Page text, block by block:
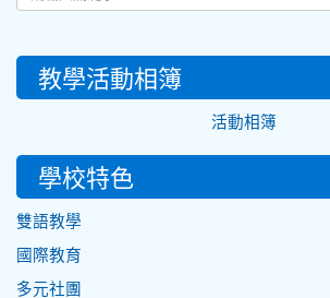
教學活動相簿
活動相簿
學校特色
雙語教學
國際教育
多元社團